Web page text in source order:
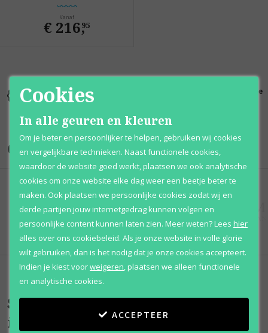
Vanaf
€ 216,
95
Kortingen
tot wel 70%
100% originele
Onze merken
Scherpe aanbiedingen
in je mailbox
Cookies
In alle geuren en kleuren
Om je beter en persoonlijker te helpen, gebruiken wij cookies
en vergelijkbare technieken. Naast functionele cookies,
waardoor de website goed werkt, plaatsen we ook analytische
cookies om onze website elke dag weer een beetje beter te
maken. Ook plaatsen we persoonlijke cookies zodat wij en
derde partijen jouw internetgedrag kunnen volgen en
persoonlijke content kunnen laten zien. Meer weten?Lees hier
alles over ons cookiebeleid. Als je onze website in volle glorie
wilt gebruiken, dan is het nodig dat je onze cookies accepteert.
Indien je kiest voorweigeren plaatsen we alleen functionele
en analytische cookies.
ACCEPTEER